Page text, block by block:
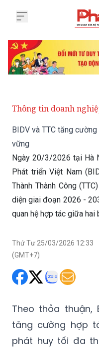
Thông tin doanh
BIDV và TTC tăng
vững
Ngày 20/3/2026 tại Hà
Phát triển Việt Nam
Thành Thành Công
diện giai đoạn 2026 -
quan hệ hợp tác giữa hai
Thứ Tư 25/03/2026 12:33
(GMT+7)
Theo thỏa thuận,
tăng cường hợp
phát huy tối đa